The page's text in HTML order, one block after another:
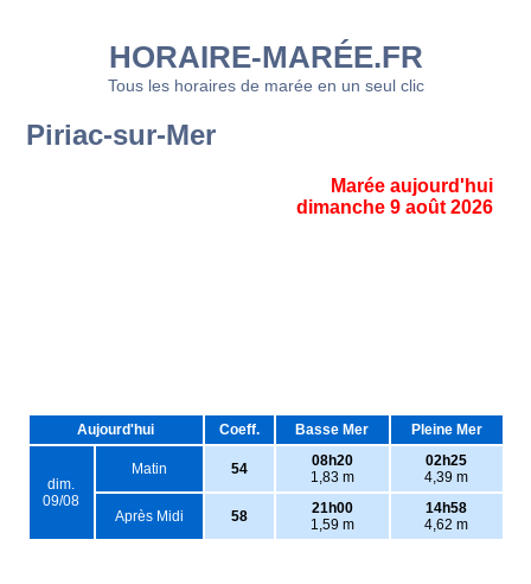
HORAIRE-MARÉE.FR
Tous les horaires de marée en un seul clic
Piriac-sur-Mer
Marée aujourd'hui
dimanche 9 août 2026
Aujourd'hui Coeff. Basse Mer Pleine Mer
dim.
09/08
Matin 54
08h20
1,83 m
02h25
4,39 m
Après Midi 58
21h00
1,59 m
14h58
4,62 m